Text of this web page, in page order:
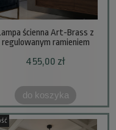
ścienna Art-Brass z
regulowanym ramieniem
455,00 zł
do koszyka